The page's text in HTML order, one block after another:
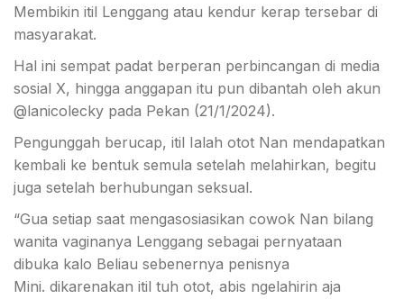
Membikin itil Lenggang atau kendur kerap tersebar di
masyarakat.
Hal ini sempat padat berperan perbincangan di media
sosial X, hingga anggapan itu pun dibantah oleh akun
@lanicolecky pada Pekan (21/1/2024).
Pengunggah berucap, itil Ialah otot Nan mendapatkan
kembali ke bentuk semula setelah melahirkan, begitu
juga setelah berhubungan seksual.
“Gua setiap saat mengasosiasikan cowok Nan bilang
wanita vaginanya Lenggang sebagai pernyataan
dibuka kalo Beliau sebenernya penisnya
Mini. dikarenakan itil tuh otot, abis ngelahirin aja